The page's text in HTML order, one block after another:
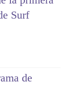
Surf
de